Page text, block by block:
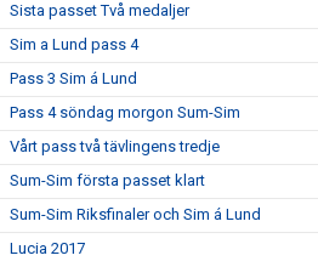
Sista passet Två medaljer
Sim a Lund pass 4
Pass 3 Sim á Lund
Pass 4 söndag morgon Sum-Sim
Vårt pass två tävlingens tredje
Sum-Sim första passet klart
Sum-Sim Riksfinaler och Sim á Lund
Lucia 2017